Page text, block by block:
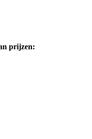
prijzen: